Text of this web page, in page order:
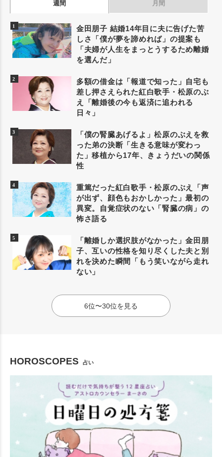
週間 月間
金田朋子 結婚14年目に夫に告げた苦
しさ「僕が夢を諦めれば」の提案も
「夫婦が人生をまっとうするため離婚
を選んだ」
多額の借金は「報道で知った」自宅も
差し押さえられた紅白歌手・松原のぶ
え「離婚後の今も返済に追われる
日々」
「僕の腎臓あげるよ」松原のぶえを救
った弟の決断「生きる意味が変わっ
た」移植から17年、きょうだいの関係
性
重篤だった紅白歌手・松原のぶえ「声
が出ず、顔色もおかしかった」最初の
異変。自覚症状のない「腎臓の病」の
怖さ語る
「離婚しか選択肢がなかった」金田朋
子、互いの性格を知り尽くした夫と別
れを決めた瞬間「もう笑いながら走れ
ない」
6位〜30位を見る
HOROSCOPES 占い